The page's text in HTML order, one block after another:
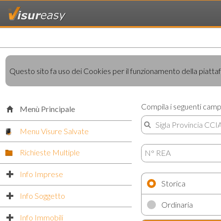
Questo sito fa uso dei Cookies per il funzionamento della
Compila i seguenti
Storica
Ordinaria
Menù Principale
Menu Visure Salvate
Richieste Multiple
Info Imprese click to expand contents
Info Soggetto click to expand contents
Info Immobili click to expand contents